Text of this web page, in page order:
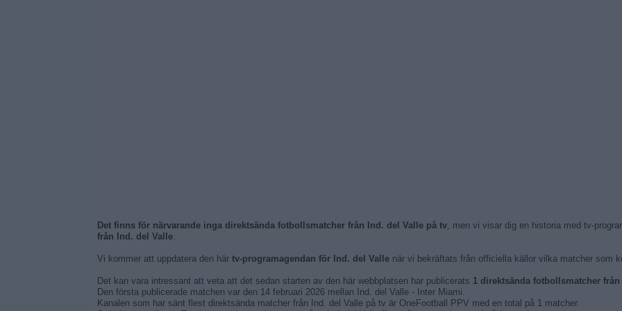
Det finns för närvarande inga direktsända fotbollsmatcher från Ind. del Valle på tv, men vi visar dig en historia med tv-
från Ind. del Valle.
Vi kommer att uppdatera den här tv-programagendan för Ind. del Vallenär vi bekräftats från officiella källor vilka matcher som
Det kan vara intressant att veta att det sedan starten av den här webbplatsen har publicerats 1 direktsända fotbollsmatcher
Den första publicerade matchen var den 14 februari 2026 mellan Ind. del Valle - Inter Miami.
Kanalen som har sänt flest direktsända matcher från Ind. del Valle på tv är OneFootball PPV med en total på 1 matcher.